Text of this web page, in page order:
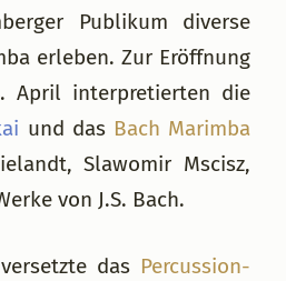
Publikum diverse
erleben. Zur Eröffnung
April interpretierten die
und das Bach Marimba
Slawomir Mscisz,
von J.S. Bach.
das Percussion-